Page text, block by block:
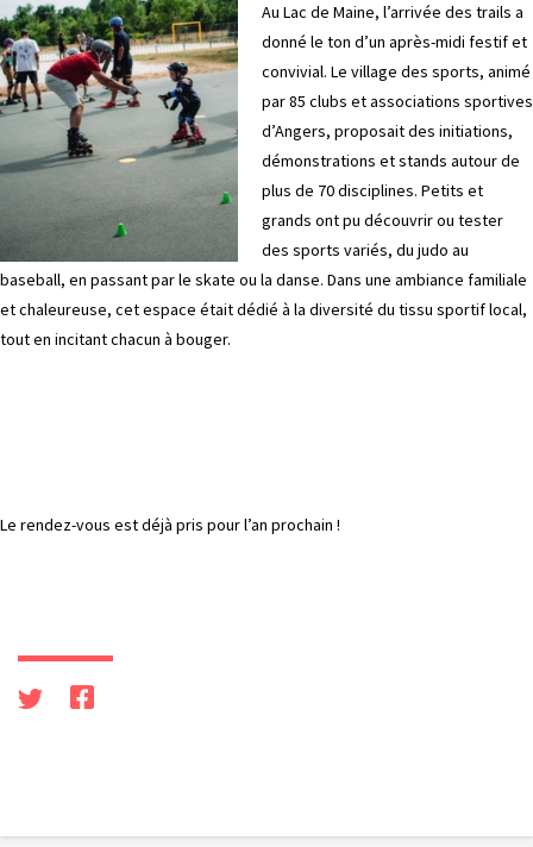
Au Lac de Maine, l’arrivée des trails a
donné le ton d’un après-midi festif et
convivial. Le village des sports, animé
par 85 clubs et associations sportives
d’Angers, proposait des initiations,
démonstrations et stands autour de
plus de 70 disciplines. Petits et
grands ont pu découvrir ou tester
des sports variés, du judo au
baseball, en passant par le skate ou la danse. Dans une ambiance familiale
et chaleureuse, cet espace était dédié à la diversité du tissu sportif local,
tout en incitant chacun à bouger.
Le rendez-vous est déjà pris pour l’an prochain !